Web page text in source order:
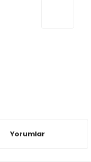
Yorumlar